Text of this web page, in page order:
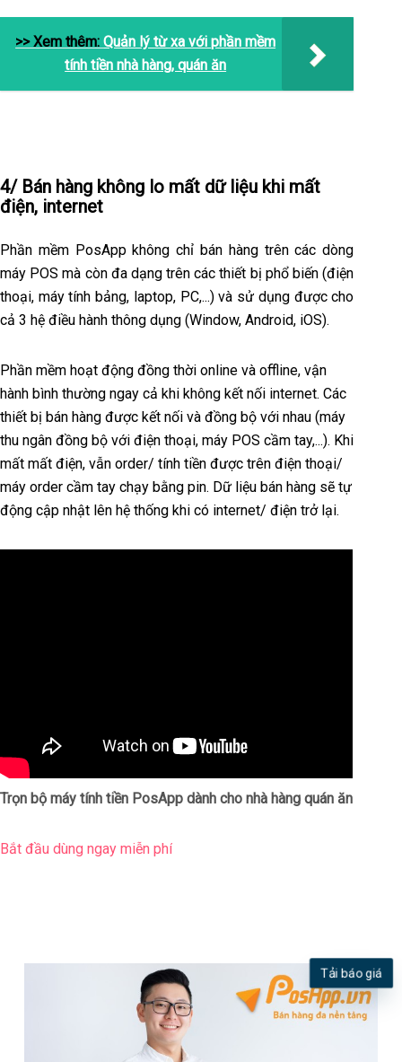
>> Xem thêm:Quản lý từ xa với phần mềm
tính tiền nhà hàng, quán ăn
4/ Bán hàng không lo mất dữ liệu khi mất
điện, internet
Phần mềm PosApp không chỉ bán hàng trên các dòng
máy POS mà còn đa dạng trên các thiết bị phổ biến (điện
thoại, máy tính bảng, laptop, PC,...) và sử dụng được cho
cả 3 hệ điều hành thông dụng (Window, Android, iOS).
Phần mềm hoạt động đồng thời online và offline, vận
hành bình thường ngay cả khi không kết nối internet. Các
thiết bị bán hàng được kết nối và đồng bộ với nhau (máy
thu ngân đồng bộ với điện thoại, máy POS cầm tay,...). Khi
mất mất điện, vẫn order/ tính tiền được trên điện thoại/
máy order cầm tay chạy bằng pin. Dữ liệu bán hàng sẽ tự
động cập nhật lên hệ thống khi có internet/ điện trở lại.
Trọn bộ máy tính tiền PosApp dành cho nhà hàng quán ăn
Bắt đầu dùng ngay miễn phí
Tải báo giá